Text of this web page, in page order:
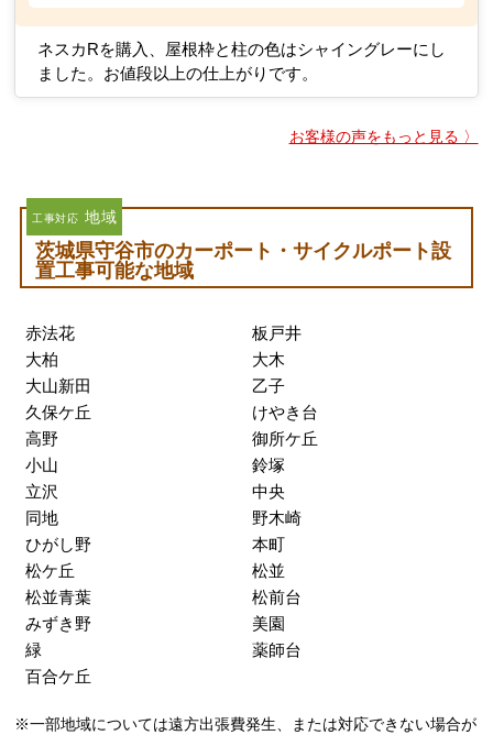
ネスカRを購入、屋根枠と柱の色はシャイングレーにし
ました。お値段以上の仕上がりです。
お客様の声をもっと見る 〉
工事対応 地域
茨城県守谷市のカーポート・サイクルポート設
置工事可能な地域
赤法花
板戸井
大柏
大木
大山新田
乙子
久保ケ丘
けやき台
高野
御所ケ丘
小山
鈴塚
立沢
中央
同地
野木崎
ひがし野
本町
松ケ丘
松並
松並青葉
松前台
みずき野
美園
緑
薬師台
百合ケ丘
※一部地域については遠方出張費発生、または対応できない場合が